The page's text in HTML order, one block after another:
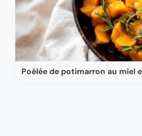
Poêlée de potimarron au miel